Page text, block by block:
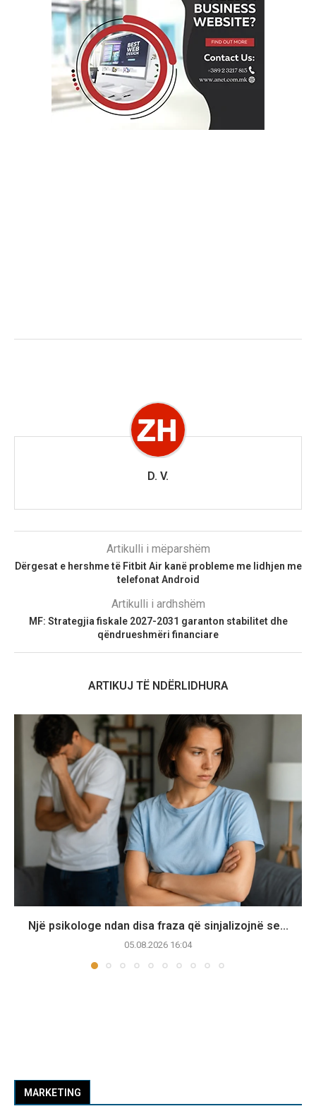
D. V.
Artikulli i mëparshëm
Dërgesat e hershme të Fitbit Air kanë probleme me lidhjen me
telefonat Android
Artikulli i ardhshëm
MF: Strategjia fiskale 2027-2031 garanton stabilitet dhe
qëndrueshmëri financiare
ARTIKUJ TË NDËRLIDHURA
Një psikologe ndan disa fraza që sinjalizojnë se...
05.08.2026 16:04
MARKETING